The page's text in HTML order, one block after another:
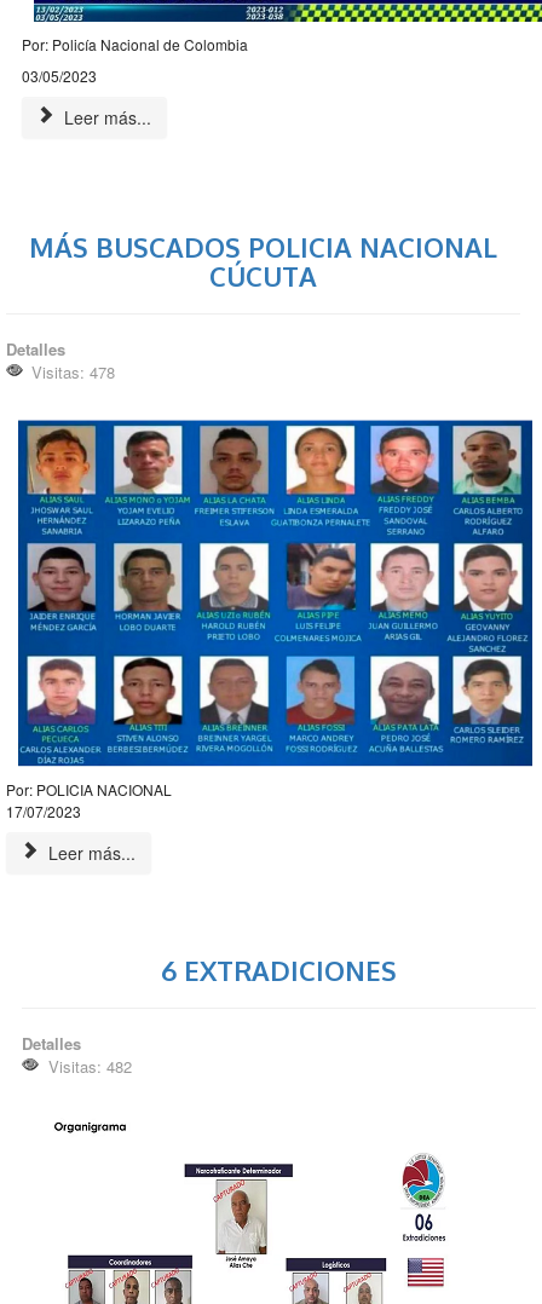
Por: Policía Nacional de Colombia
03/05/2023
Leer más...
MÁS BUSCADOS POLICIA NACIONAL
CÚCUTA
Detalles
Visitas: 478
Por: POLICIA NACIONAL
17/07/2023
Leer más...
6 EXTRADICIONES
Detalles
Visitas: 482